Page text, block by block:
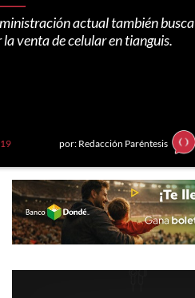
actual también busca
venta de celular en tianguis.
por: Redacción Paréntesis